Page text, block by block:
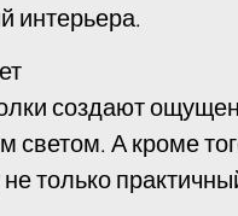
интерьера.
создают
светом. А кроме
только